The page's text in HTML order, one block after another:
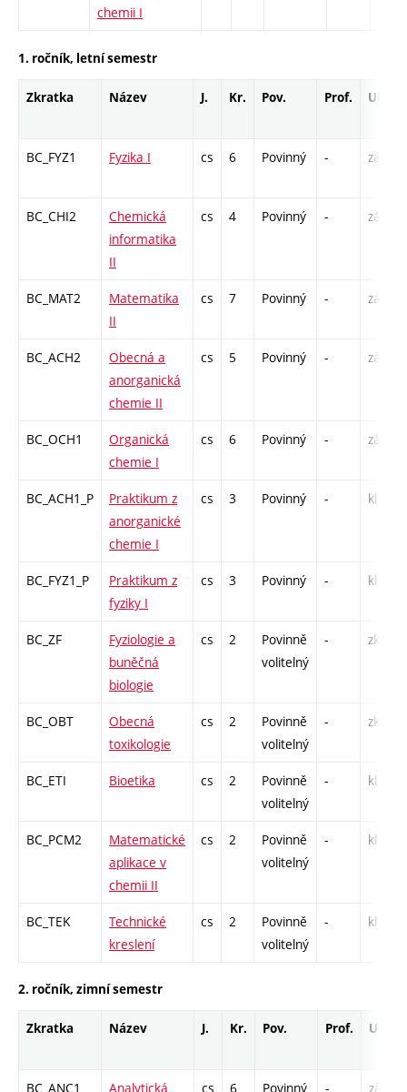
chemii I
1. ročník, letní semestr
Zkratka Název J. Kr. Pov. Prof. Uk.
BC_FYZ1 Fyzika I cs 6 Povinný - zá,zk
BC_CHI2
Chemická
informatika
II
cs 4 Povinný - zá,zk
BC_MAT2
Matematika
II
cs 7 Povinný - zá,zk
BC_ACH2
Obecná a
anorganická
chemie II
cs 5 Povinný - zá,zk
BC_OCH1
Organická
chemie I
cs 6 Povinný - zá,zk
BC_ACH1_P
Praktikum z
anorganické
chemie I
cs 3 Povinný - kl
BC_FYZ1_P
Praktikum z
fyziky I
cs 3 Povinný - kl
BC_ZF
Fyziologie a
buněčná
biologie
cs 2
Povinně
volitelný
- zk
BC_OBT
Obecná
toxikologie
cs 2
Povinně
volitelný
- zk
BC_ETI Bioetika cs 2
Povinně
volitelný
- kl
BC_PCM2
Matematické
aplikace v
chemii II
cs 2
Povinně
volitelný
- kl
BC_TEK
Technické
kreslení
cs 2
Povinně
volitelný
- kl
2. ročník, zimní semestr
Zkratka Název J. Kr. Pov. Prof. Uk.
BC_ANC1
Analytická
cs 6 Povinný - zá,zk